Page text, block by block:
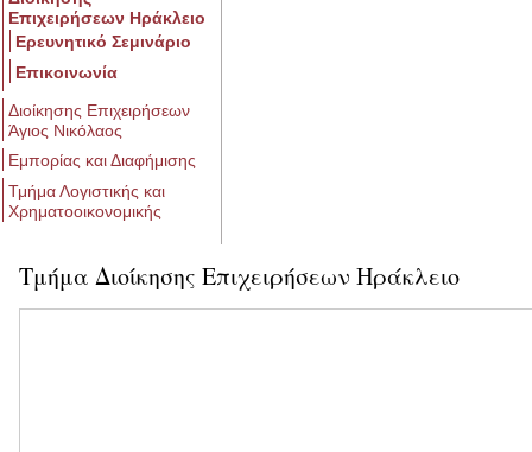
Επιχειρήσεων Ηράκλειο
Ερευνητικό Σεμινάριο
Επικοινωνία
Διοίκησης Επιχειρήσεων
Άγιος Νικόλαος
Εμπορίας και Διαφήμισης
Τμήμα Λογιστικής και
Χρηματοοικονομικής
Τμήμα Διοίκησης Επιχειρήσεων Ηράκλειο